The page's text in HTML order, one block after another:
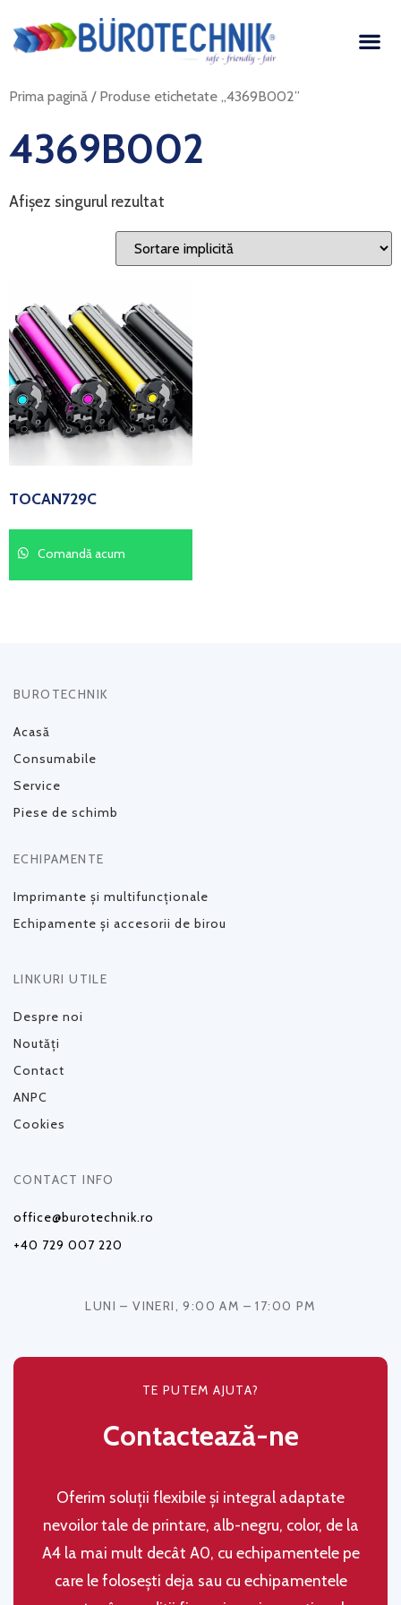
Prima pagină / Produse etichetate „4369B002”
4369B002
Afișez singurul rezultat
TOCAN729C
Comandă acum
BUROTECHNIK
Acasă
Consumabile
Service
Piese de schimb
ECHIPAMENTE
Imprimante și multifuncționale
Echipamente și accesorii de birou
LINKURI UTILE
Despre noi
Noutăți
Contact
ANPC
Cookies
CONTACT INFO
office@burotechnik.ro
+40 729 007 220
LUNI – VINERI, 9:00 AM – 17:00 PM
TE PUTEM AJUTA?
Contactează-ne
Oferim soluţii flexibile şi integral adaptate
nevoilor tale de printare, alb-negru, color, de la
A4 la mai mult decât A0, cu echipamentele pe
care le folosești deja sau cu echipamentele